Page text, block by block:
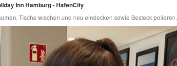
Inn Hamburg - HafenCity
Tische wischen und neu eindecken sowie Besteck polieren.